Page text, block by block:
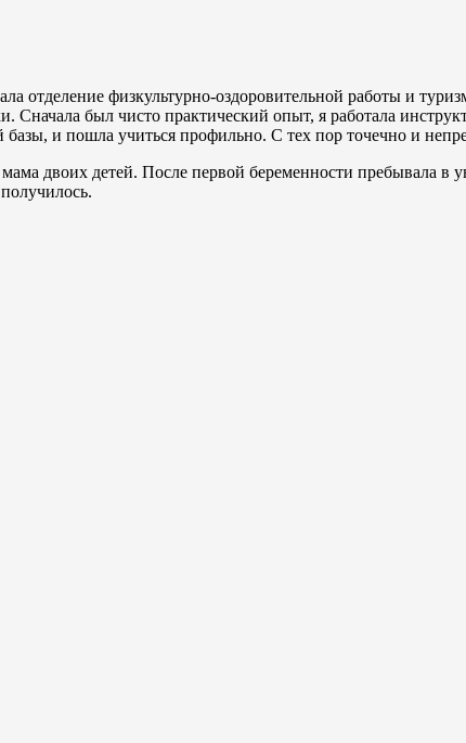
отделение физкультурно-оздоровительной работы и
Сначала был чисто практический опыт, я работала
базы, и пошла учиться профильно. С тех пор точечно и
двоих детей. После первой беременности пребывала в